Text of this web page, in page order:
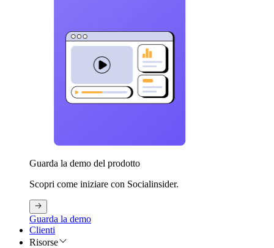
Guarda la demo del prodotto
Scopri come iniziare con Socialinsider.
Guarda la demo
Clienti
Risorse